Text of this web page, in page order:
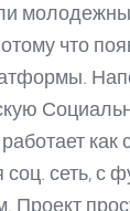
что
как
сеть, с